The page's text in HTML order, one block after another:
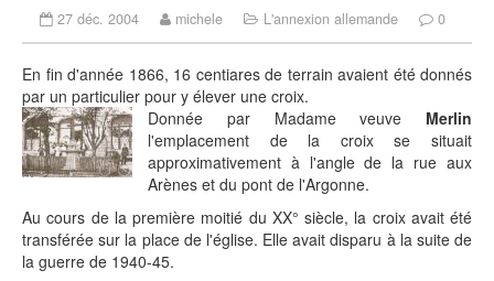
27 déc. 2004 michele L'annexion allemande 0
En fin d'année 1866, 16 centiares de terrain avaient été donnés
par un particulier pour y élever une croix.
Donnée par Madame veuve Merlin
l'emplacement de la croix se situait
approximativement à l'angle de la rue aux
Arènes et du pont de l'Argonne.
Au cours de la première moitié du XX° siècle, la croix avait été
transférée sur la place de l'église. Elle avait disparu à la suite de
la guerre de 1940-45.